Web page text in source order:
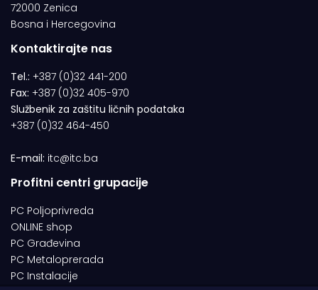
72000 Zenica
Bosna i Hercegovina
Kontaktirajte nas
Tel.: +387 (0)32 441-200
Fax: +387 (0)32 405-970
Službenik za zaštitu ličnih podataka
+387 (0)32 464-450
E-mail: itc@itc.ba
Profitni centri grupacije
PC Poljoprivreda
ONLINE shop
PC Građevina
PC Metaloprerada
PC Instalacije